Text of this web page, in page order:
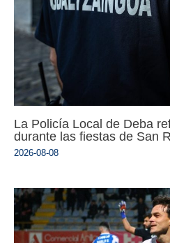
La Policía Local de Deba
durante las fiestas de San
2026-08-08